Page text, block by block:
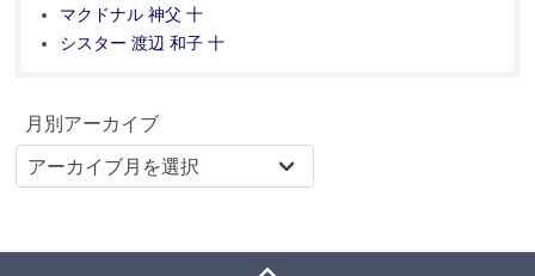
マクドナル 神父 十
シスター 渡辺 和子 十
月別アーカイブ